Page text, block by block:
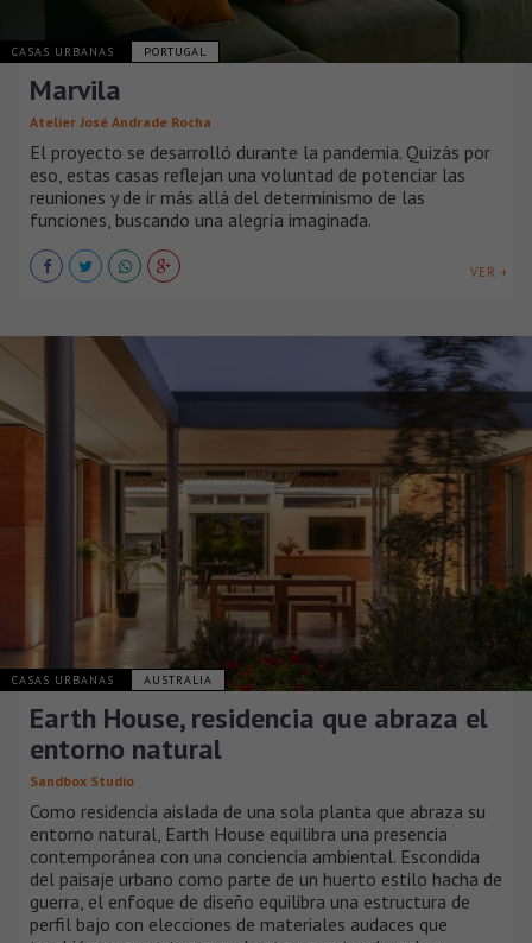
CASAS URBANAS PORTUGAL
Marvila
Atelier José Andrade Rocha
El proyecto se desarrolló durante la pandemia. Quizás por
eso, estas casas reflejan una voluntad de potenciar las
reuniones y de ir más allá del determinismo de las
funciones, buscando una alegría imaginada.
VER +
CASAS URBANAS AUSTRALIA
Earth House, residencia que abraza el
entorno natural
Sandbox Studio
Como residencia aislada de una sola planta que abraza su
entorno natural, Earth House equilibra una presencia
contemporánea con una conciencia ambiental. Escondida
del paisaje urbano como parte de un huerto estilo hacha de
guerra, el enfoque de diseño equilibra una estructura de
perfil bajo con elecciones de materiales audaces que